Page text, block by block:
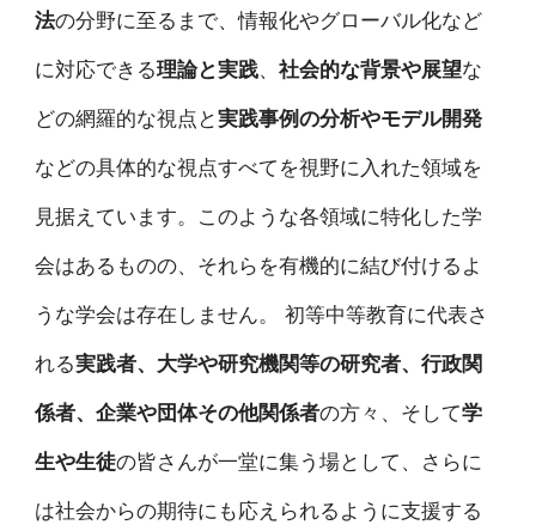
法の分野に至るまで、情報化やグローバル化など
に対応できる理論と実践、社会的な背景や展望な
どの網羅的な視点と実践事例の分析やモデル開発
などの具体的な視点すべてを視野に入れた領域を
見据えています。このような各領域に特化した学
会はあるものの、それらを有機的に結び付けるよ
うな学会は存在しません。 初等中等教育に代表さ
れる実践者、大学や研究機関等の研究者、行政関
係者、企業や団体その他関係者の方々、そして学
生や生徒の皆さんが一堂に集う場として、さらに
は社会からの期待にも応えられるように支援する